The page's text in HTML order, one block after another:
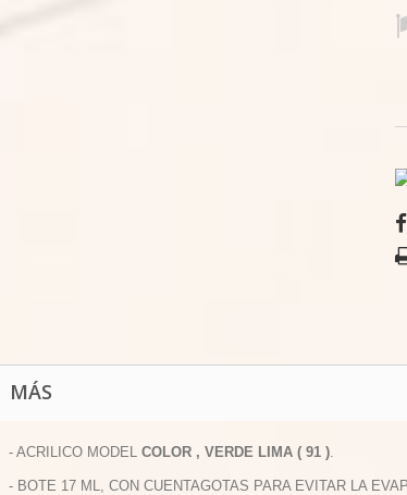
MÁS
- ACRILICO MODEL COLOR , VERDE LIMA ( 91 ).
- BOTE 17 ML, CON CUENTAGOTAS PARA EVITAR LA